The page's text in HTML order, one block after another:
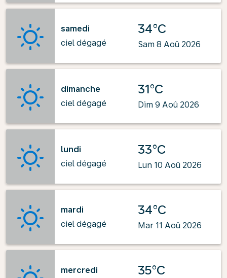
samedi
ciel dégagé
34°C
Sam 8 Aoû 2026
dimanche
ciel dégagé
31°C
Dim 9 Aoû 2026
lundi
ciel dégagé
33°C
Lun 10 Aoû 2026
mardi
ciel dégagé
34°C
Mar 11 Aoû 2026
mercredi
35°C